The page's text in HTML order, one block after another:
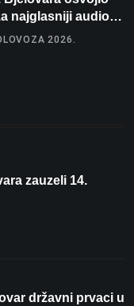
najglasniji audio
i srušio osobni
2026.
zauzeli 14.
državni prvaci u